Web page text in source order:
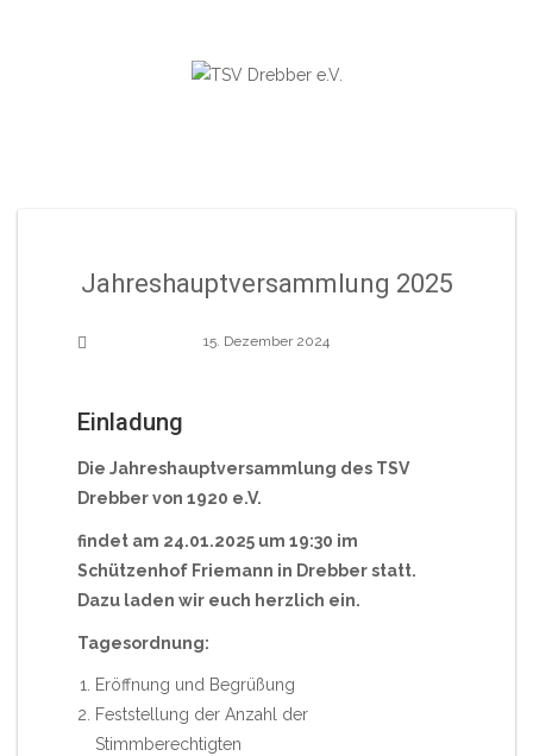
Jahreshauptversammlung 2025
15. Dezember 2024
Einladung
Die Jahreshauptversammlung des TSV
Drebber von 1920 e.V.
findet am 24.01.2025 um 19:30 im
Schützenhof Friemann in Drebber statt.
Dazu laden wir euch herzlich ein.
Tagesordnung:
Eröffnung und Begrüßung
Feststellung der Anzahl der
Stimmberechtigten